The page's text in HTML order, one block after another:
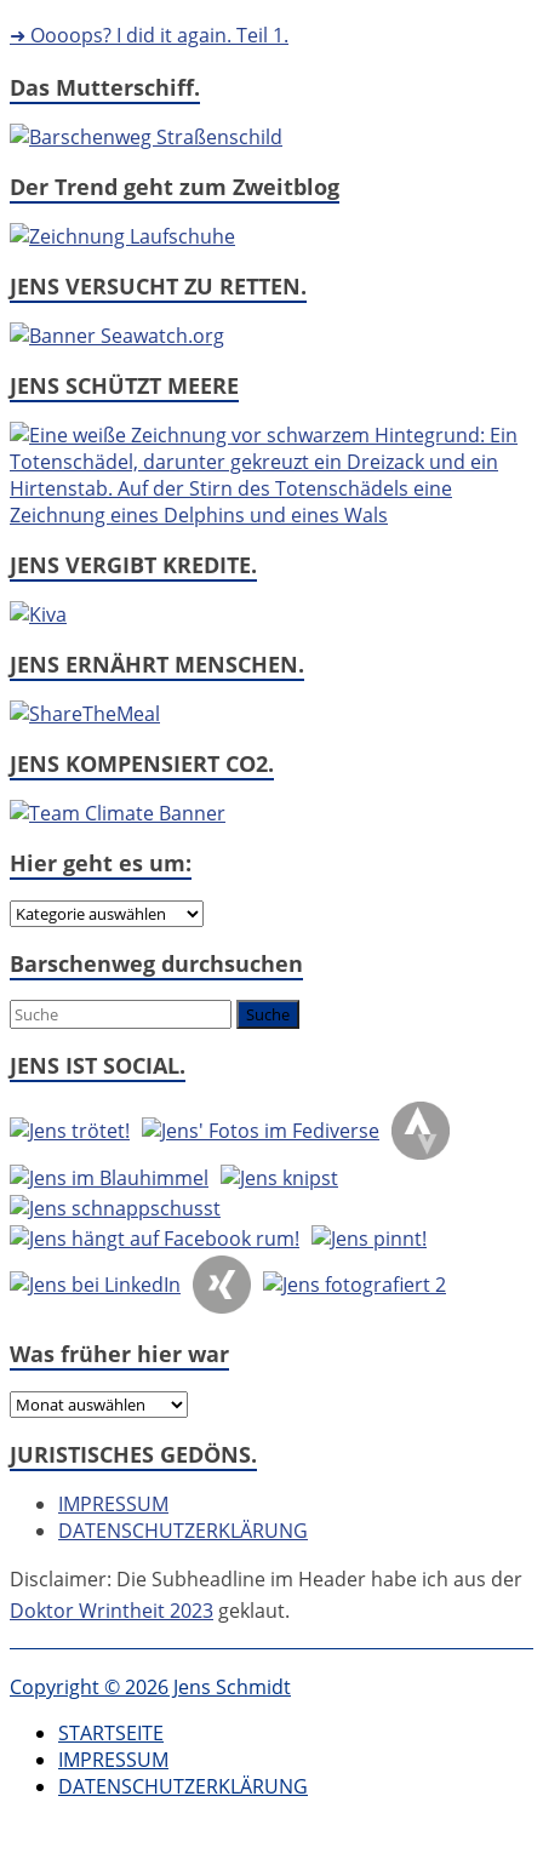
➜ Oooops? I did it again. Teil 1.
Das Mutterschiff.
Der Trend geht zum Zweitblog
JENS VERSUCHT ZU RETTEN.
JENS SCHÜTZT MEERE
JENS VERGIBT KREDITE.
JENS ERNÄHRT MENSCHEN.
JENS KOMPENSIERT CO2.
Hier geht es um:
Hier
es
Barschenweg durchsuchen
JENS IST SOCIAL.
Was früher hier war
Was
hier
JURISTISCHES GEDÖNS.
IMPRESSUM
DATENSCHUTZERKLÄRUNG
Disclaimer: Die Subheadline im Header habe ich aus der
Doktor Wrintheit 2023 geklaut.
Copyright © 2026 Jens Schmidt
STARTSEITE
IMPRESSUM
DATENSCHUTZERKLÄRUNG